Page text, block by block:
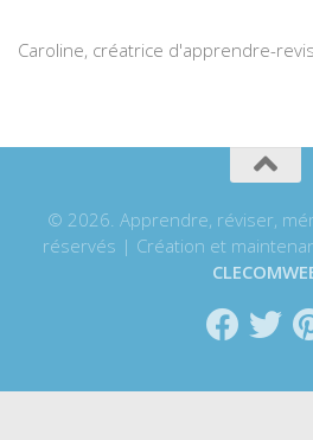
Caroline, créatrice d'apprendre-
© 2026. Apprendre, réviser,
réservés | Création et